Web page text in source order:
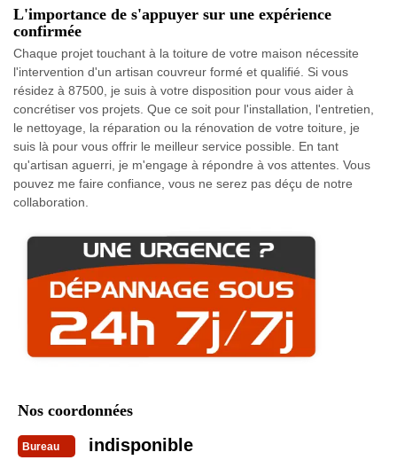
L'importance de s'appuyer sur une expérience
confirmée
Chaque projet touchant à la toiture de votre maison nécessite
l'intervention d'un artisan couvreur formé et qualifié. Si vous
résidez à 87500, je suis à votre disposition pour vous aider à
concrétiser vos projets. Que ce soit pour l'installation, l'entretien,
le nettoyage, la réparation ou la rénovation de votre toiture, je
suis là pour vous offrir le meilleur service possible. En tant
qu'artisan aguerri, je m'engage à répondre à vos attentes. Vous
pouvez me faire confiance, vous ne serez pas déçu de notre
collaboration.
Nos coordonnées
Bureau indisponible